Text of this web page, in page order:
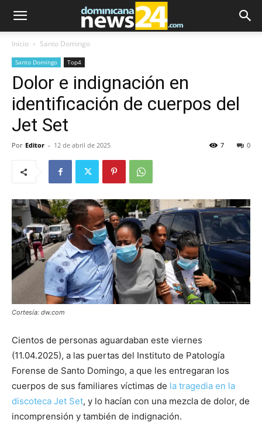
Inicio Santo Domingo
Santo Domingo Top4
Dolor e indignación en
identificación de cuerpos del
Jet Set
Por Editor - 12 de abril de 2025 0
7
Cortesía: dw.com
Cientos de personas aguardaban este viernes
(11.04.2025), a las puertas del Instituto de Patología
Forense de Santo Domingo, a que les entregaran los
cuerpos de sus familiares víctimas de la tragedia en la
discoteca Jet Set, y lo hacían con una mezcla de dolor, de
incomprensión y también de indignación.